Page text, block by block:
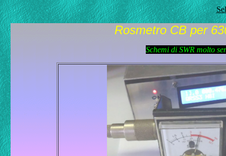
Rosmetro CB per
Schemi di SWR molto